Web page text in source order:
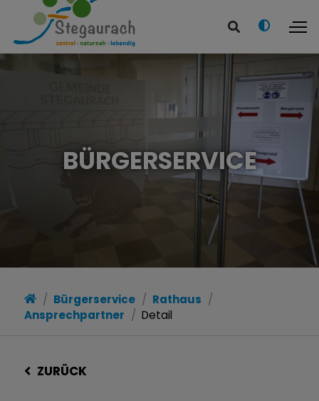
BÜRGERSERVICE
Bürgerservice
Rathaus
Ansprechpartner
Detail
ZURÜCK